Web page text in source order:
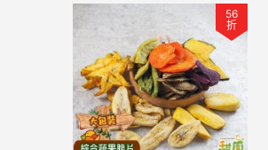
56
折